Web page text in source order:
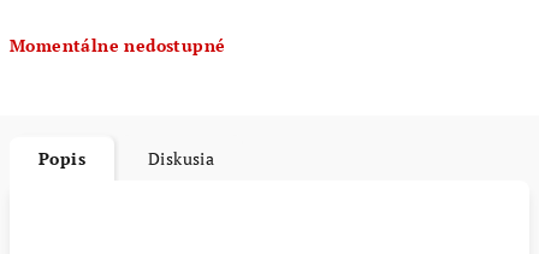
cena:
Momentálne nedostupné
Popis Diskusia